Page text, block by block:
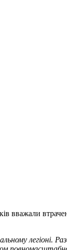
вважали
легіоні.